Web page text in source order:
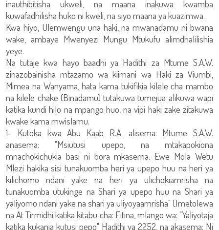
inauthibitisha ukweli, na maana inakuwa kwamba
kuwafadhilisha huko ni kweli, na siyo maana ya kuazimwa.
Kwa hiyo, Ulemwengu una haki, na mwanadamu ni bwana
wake, ambaye Mwenyezi Mungu Mtukufu alimdhalilishia
yeye.
Na tutaje kwa hayo baadhi ya Hadithi za Mtume S.A.W.
zinazobainisha mtazamo wa kiimani wa Haki za Viumbi,
Mimea na Wanyama, hata kama tukifikia kilele cha mambo
na kilele chake (Binadamu) tutakuwa tumejua alikuwa wapi
katika kundi hilo na mpango huo, na vipi haki zake zitakuwa
kwake kama mwislamu.
1- Kutoka kwa Abu Kaab R.A. alisema: Mtume S.A.W.
anasema: "Msiutusi upepo, na mtakapokiona
mnachokichukia basi ni bora mkasema: Ewe Mola Wetu
Mlezi hakika sisi tunakuomba heri ya upepo huu na heri ya
kilichomo ndani yake na heri ya ulichokiamrisha na
tunakuomba utukinge na Shari ya upepo huu na Shari ya
yaliyomo ndani yake na shari ya uliyoyaamrisha" [Imetolewa
na At Tirmidhi katika kitabu cha: Fitina, mlango wa: "Yaliyotaja
katika kukania kutusi pepo" Hadithi ya 2252, na akasema: Ni